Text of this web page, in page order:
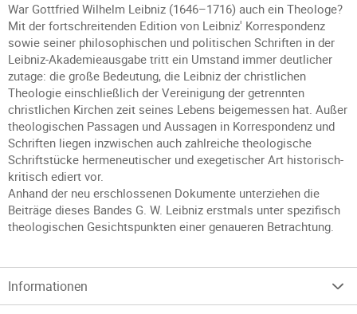
War Gottfried Wilhelm Leibniz (1646–1716) auch ein Theologe?
Mit der fortschreitenden Edition von Leibniz' Korrespondenz
sowie seiner philosophischen und politischen Schriften in der
Leibniz-Akademieausgabe tritt ein Umstand immer deutlicher
zutage: die große Bedeutung, die Leibniz der christlichen
Theologie einschließlich der Vereinigung der getrennten
christlichen Kirchen zeit seines Lebens beigemessen hat. Außer
theologischen Passagen und Aussagen in Korrespondenz und
Schriften liegen inzwischen auch zahlreiche theologische
Schriftstücke hermeneutischer und exegetischer Art historisch-
kritisch ediert vor.
Anhand der neu erschlossenen Dokumente unterziehen die
Beiträge dieses Bandes G. W. Leibniz erstmals unter spezifisch
theologischen Gesichtspunkten einer genaueren Betrachtung.
Informationen